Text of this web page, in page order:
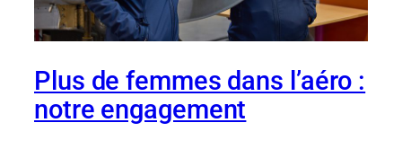
Plus de femmes dans l’aéro :
notre engagement